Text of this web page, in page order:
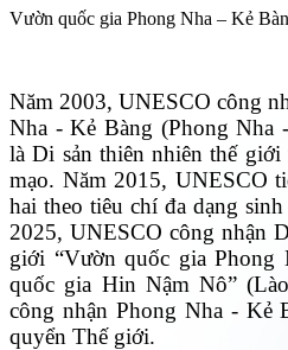
Vườn quốc gia Phong Nha – Kẻ
Năm 2003, UNESCO công
Nha - Kẻ Bàng (Phong Nha
là Di sản thiên nhiên thế
mạo. Năm 2015, UNESCO
hai theo tiêu chí đa dạng
2025, UNESCO công nhận
giới “Vườn quốc gia
quốc gia Hin Nậm Nô”
công nhận Phong Nha - Kẻ
quyển Thế giới.